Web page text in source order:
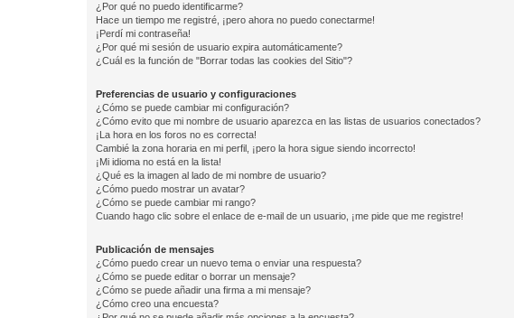
¿Por qué no puedo identificarme?
Hace un tiempo me registré, ¡pero ahora no puedo conectarme!
¡Perdí mi contraseña!
¿Por qué mi sesión de usuario expira automáticamente?
¿Cuál es la función de "Borrar todas las cookies del Sitio"?
Preferencias de usuario y configuraciones
¿Cómo se puede cambiar mi configuración?
¿Cómo evito que mi nombre de usuario aparezca en las listas de usuarios conectados?
¡La hora en los foros no es correcta!
Cambié la zona horaria en mi perfil, ¡pero la hora sigue siendo incorrecto!
¡Mi idioma no está en la lista!
¿Qué es la imagen al lado de mi nombre de usuario?
¿Cómo puedo mostrar un avatar?
¿Cómo se puede cambiar mi rango?
Cuando hago clic sobre el enlace de e-mail de un usuario, ¡me pide que me registre!
Publicación de mensajes
¿Cómo puedo crear un nuevo tema o enviar una respuesta?
¿Cómo se puede editar o borrar un mensaje?
¿Cómo se puede añadir una firma a mi mensaje?
¿Cómo creo una encuesta?